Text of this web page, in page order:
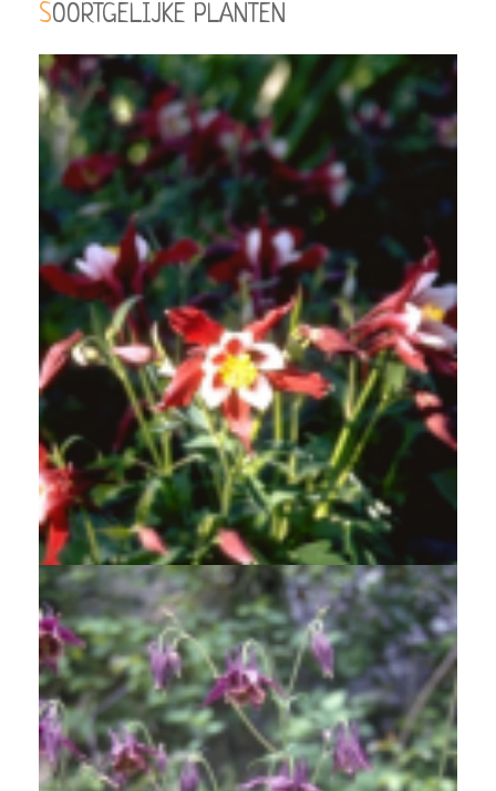
SOORTGELIJKE PLANTEN
Akelei
Aquilegia 'Red Hobbit'